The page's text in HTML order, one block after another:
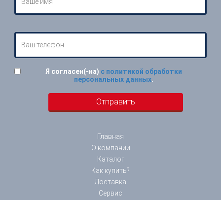
Я согласен(-на) с политикой обработки
персональных данных.
Главная
О компании
Каталог
Как купить?
Доставка
Сервис